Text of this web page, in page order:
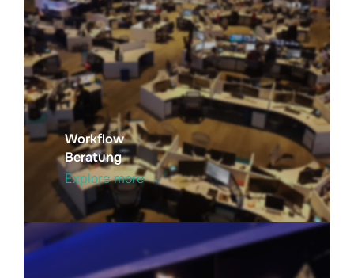
Workflow
Beratung
Explore more →